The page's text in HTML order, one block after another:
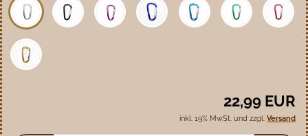
22,99 EUR
inkl. 19% MwSt. und zzgl. Versand